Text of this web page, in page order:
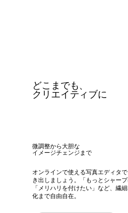
どこまでも、
クリエイティブに
微調整から大胆な
イメージチェンジまで
オンラインで使える写真エディタ
き出しましょう。「もっとシャー
「メリハリを付けたい」など、繊
化まで自由自在。